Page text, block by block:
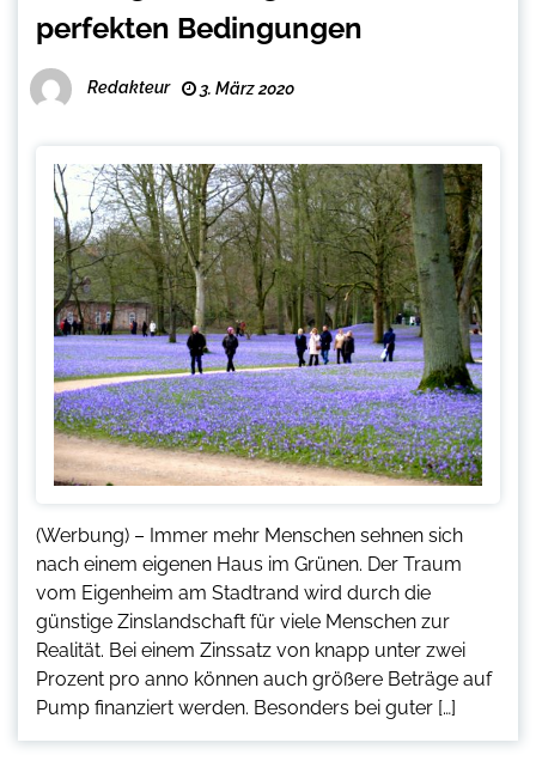
perfekten Bedingungen
Redakteur 3. März 2020
(Werbung) – Immer mehr Menschen sehnen sich
nach einem eigenen Haus im Grünen. Der Traum
vom Eigenheim am Stadtrand wird durch die
günstige Zinslandschaft für viele Menschen zur
Realität. Bei einem Zinssatz von knapp unter zwei
Prozent pro anno können auch größere Beträge auf
Pump finanziert werden. Besonders bei guter […]